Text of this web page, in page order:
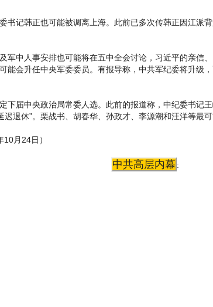
书记韩正也可能被调离上海。此前已多次传韩正因江派
军中人事安排也可能将在五中全会讨论，习近平的亲信
能会升任中央军委委员。有报导称，中共军纪委将升级
下届中央政治局常委人选。此前的报道称，中纪委书记
迟退休”。栗战书、胡春华、孙政才、李源潮和汪洋等最可
10月24日）
中共高层内幕 :